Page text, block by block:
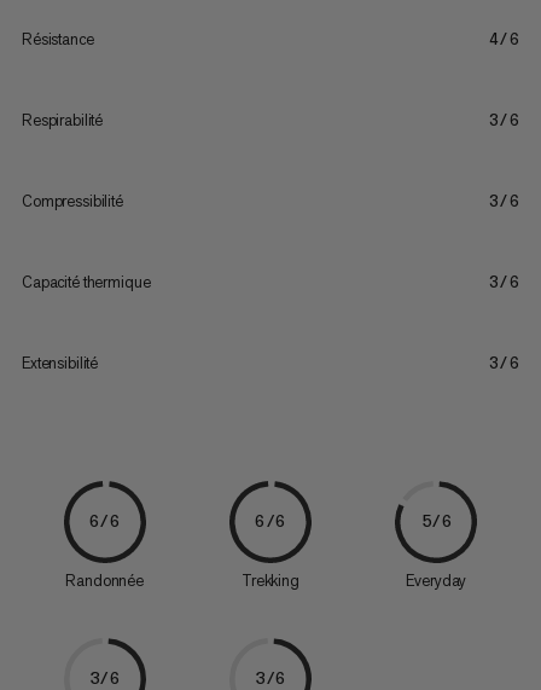
Résistance 4/6
Respirabilité 3/6
Compressibilité 3/6
Capacité thermique 3/6
Extensibilité 3/6
6/6
Randonnée
6/6
Trekking
5/6
Everyday
3/6 3/6